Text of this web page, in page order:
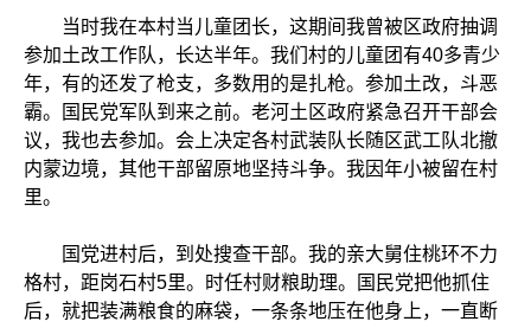
当时我在本村当儿童团长，这期间我曾被区政府抽调
参加土改工作队，长达半年。我们村的儿童团有40多青少
年，有的还发了枪支，多数用的是扎枪。参加土改，斗恶
霸。国民党军队到来之前。老河土区政府紧急召开干部会
议，我也去参加。会上决定各村武装队长随区武工队北撤
内蒙边境，其他干部留原地坚持斗争。我因年小被留在村
里。
国党进村后，到处搜查干部。我的亲大舅住桃环不力
格村，距岗石村5里。时任村财粮助理。国民党把他抓住
后，就把装满粮食的麻袋，一条条地压在他身上，一直断